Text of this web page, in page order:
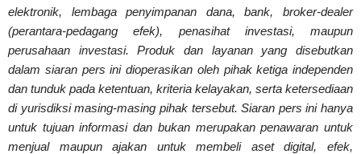
elektronik, lembaga penyimpanan dana, bank, broker-dealer
(perantara-pedagang efek), penasihat investasi, maupun
perusahaan investasi. Produk dan layanan yang disebutkan
dalam siaran pers ini dioperasikan oleh pihak ketiga independen
dan tunduk pada ketentuan, kriteria kelayakan, serta ketersediaan
di yurisdiksi masing-masing pihak tersebut. Siaran pers ini hanya
untuk tujuan informasi dan bukan merupakan penawaran untuk
menjual maupun ajakan untuk membeli aset digital, efek,